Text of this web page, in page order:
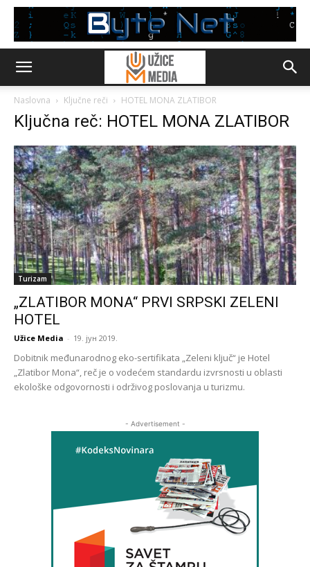
Naslovna Ključne reči HOTEL MONA ZLATIBOR
Ključna reč: HOTEL MONA ZLATIBOR
Turizam
„ZLATIBOR MONA“ PRVI SRPSKI ZELENI
HOTEL
Užice Media - 19. јун 2019.
Dobitnik međunarodnog eko-sertifikata „Zeleni ključ“ je Hotel
„Zlatibor Mona“, reč je o vodećem standardu izvrsnosti u oblasti
ekološke odgovornosti i održivog poslovanja u turizmu.
- Advertisement -